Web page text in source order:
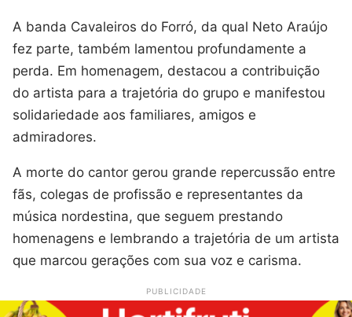
A banda Cavaleiros do Forró, da qual Neto Araújo
fez parte, também lamentou profundamente a
perda. Em homenagem, destacou a contribuição
do artista para a trajetória do grupo e manifestou
solidariedade aos familiares, amigos e
admiradores.
A morte do cantor gerou grande repercussão entre
fãs, colegas de profissão e representantes da
música nordestina, que seguem prestando
homenagens e lembrando a trajetória de um artista
que marcou gerações com sua voz e carisma.
PUBLICIDADE